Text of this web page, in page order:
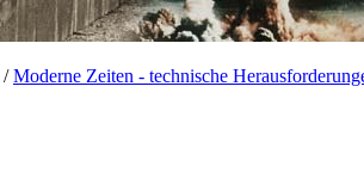
/Moderne Zeiten - technische